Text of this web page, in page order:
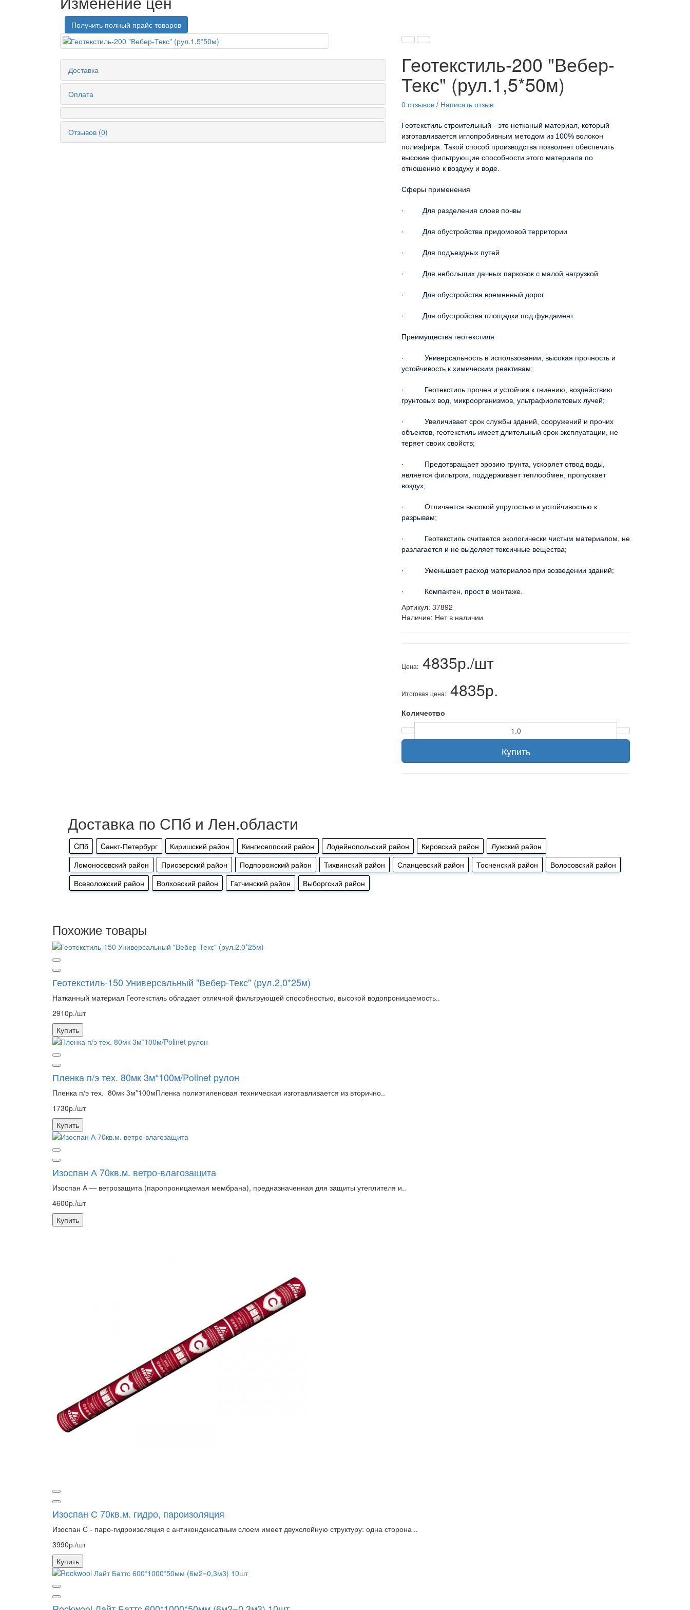
Получить полный прайс товаров
Доставка
Оплата
Отзывов (0)
Геотекстиль-200 "Вебер-
Текс" (рул.1,5*50м)
0 отзывов / Написать отзыв
Геотекстиль строительный - это нетканый материал, который
изготавливается иглопробивным методом из 100% волокон
полиэфира. Такой способ производства позволяет обеспечить
высокие фильтрующие способности этого материала по
отношению к воздуху и воде.
Сферы применения
· Для разделения слоев почвы
· Для обустройства придомовой территории
· Для подъездных путей
· Для небольших дачных парковок с малой нагрузкой
· Для обустройства временный дорог
· Для обустройства площадки под фундамент
Преимущества геотекстиля
· Универсальность в использовании, высокая прочность и
устойчивость к химическим реактивам;
· Геотекстиль прочен и устойчив к гниению, воздействию
грунтовых вод, микроорганизмов, ультрафиолетовых лучей;
· Увеличивает срок службы зданий, сооружений и прочих
объектов, геотекстиль имеет длительный срок эксплуатации, не
теряет своих свойств;
· Предотвращает эрозию грунта, ускоряет отвод воды,
является фильтром, поддерживает теплообмен, пропускает
воздух;
· Отличается высокой упругостью и устойчивостью к
разрывам;
· Геотекстиль считается экологически чистым материалом, не
разлагается и не выделяет токсичные вещества;
· Уменьшает расход материалов при возведении зданий;
· Компактен, прост в монтаже.
Артикул: 37892
Наличие: Нет в наличии
Цена: 4835р./шт
Итоговая цена: 4835р.
Количество
Купить
Доставка по СПб и Лен.области
CПб Cанкт-Петербург Киришский район Кингисеппский район Лодейнопольский район Кировский район
Лужский район
Ломоносовский район
Приозерский район Подпорожский район Тихвинский район Сланцевский район Тосненский район
Волосовский район
Всеволожский район
Волховский район Гатчинский район Выборгский район
Похожие товары
Геотекстиль-150 Универсальный "Вебер-Текс" (рул.2,0*25м)
Натканный материал Геотекстиль обладает отличной фильтрующей способностью, высокой водопроницаемость..
2910р./шт
Купить
Пленка п/э тех. 80мк 3м*100м/Polinet рулон
Пленка п/э тех. 80мк 3м*100мПленка полиэтиленовая техническая изготавливается из вторично..
1730р./шт
Купить
Изоспан А 70кв.м. ветро-влагозащита
Изоспан А — ветрозащита (паропроницаемая мембрана), предназначенная для защиты утеплителя и..
4600р./шт
Купить
Изоспан С 70кв.м. гидро, пароизоляция
Изоспан С - паро-гидроизоляция с антиконденсатным слоем имеет двухслойную структуру: одна сторона ..
3990р./шт
Купить